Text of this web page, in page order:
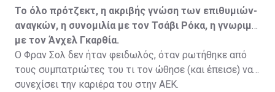
Το όλο πρότζεκτ, η ακριβής γνώση των επιθυμιών-
αναγκών, η συνομιλία με τον Τσάβι Ρόκα, η γνωριμία
με τον Άνχελ Γκαρθία.
Ο Φραν Σολ δεν ήταν φειδωλός, όταν ρωτήθηκε από
τους συμπατριώτες του τι τον ώθησε (και έπεισε) να
συνεχίσει την καριέρα του στην ΑΕΚ.